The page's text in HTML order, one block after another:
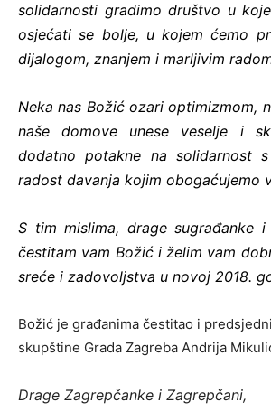
solidarnosti gradimo društvo u
osjećati se bolje, u kojem ćemo
dijalogom, znanjem i marljivim
Neka nas Božić ozari optimizmom,
naše domove unese veselje i
dodatno potakne na solidarnost
radost davanja kojim obogaćujemo
S tim mislima, drage sugrađanke i
čestitam vam Božić i želim vam
sreće i zadovoljstva u novoj 2018.
Božić je građanima čestitao i
skupštine Grada Zagreba Andrija
Drage Zagrepčanke i Zagrepčani,